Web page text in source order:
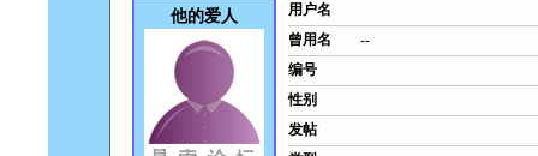
他的爱人
用户名
曾用名
--
编号
性别
发帖